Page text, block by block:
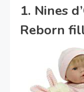
1. Nines
Reborn